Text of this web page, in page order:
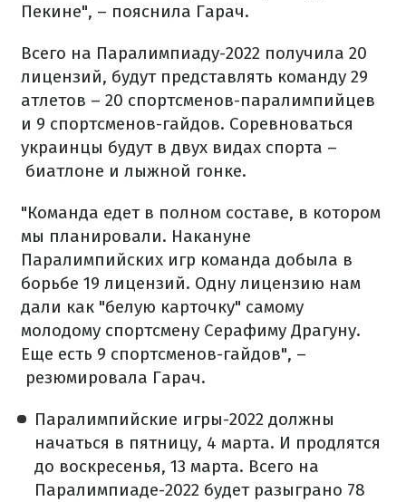
Пекине", – пояснила Гарач.
Всего на Паралимпиаду-2022 получила 20
лицензий, будут представлять команду 29
атлетов – 20 спортсменов-паралимпийцев
и 9 спортсменов-гайдов. Соревноваться
украинцы будут в двух видах спорта –
биатлоне и лыжной гонке.
"Команда едет в полном составе, в котором
мы планировали. Накануне
Паралимпийских игр команда добыла в
борьбе 19 лицензий. Одну лицензию нам
дали как "белую карточку" самому
молодому спортсмену Серафиму Драгуну.
Еще есть 9 спортсменов-гайдов", –
резюмировала Гарач.
Паралимпийские игры-2022 должны
начаться в пятницу, 4 марта. И продлятся
до воскресенья, 13 марта. Всего на
Паралимпиаде-2022 будет разыграно 78